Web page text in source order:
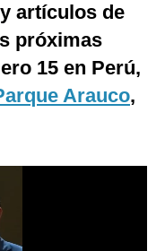
y artículos de
próximas
15 en Perú,
Arauco,